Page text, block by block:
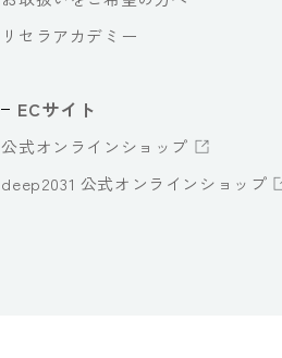
リセラアカデミー
ECサイト
公式オンラインショップ
deep2031 公式オンラインショップ